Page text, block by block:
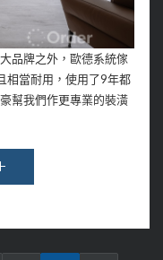
品牌之外，歐德系統傢
相當耐用，使用了9年都
幫我們作更專業的裝潢